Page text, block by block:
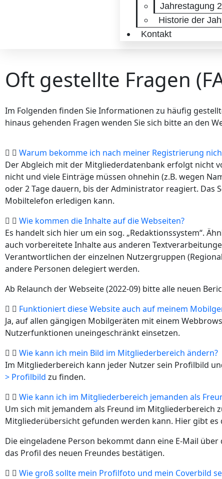
Jahrestagung
Historie der
Kontakt
Oft gestellte Fragen
Im Folgenden finden Sie Informationen zu häufig
hinaus gehenden Fragen wenden Sie sich bitte an den
Warum bekomme ich nach meiner Registrierung
Der Abgleich mit der Mitgliederdatenbank erfolgt nicht
nicht und viele Einträge müssen ohnehin (z.B. wegen
oder 2 Tage dauern, bis der Administrator reagiert. Das
Mobiltelefon erledigen kann.
Wie kommen die Inhalte auf die Webseiten?
Es handelt sich hier um ein sog. „Redaktionssystem“.
auch vorbereitete Inhalte aus anderen
Verantwortlichen der einzelnen Nutzergruppen
andere Personen delegiert werden.
Ab Relaunch der Webseite (2022-09) bitte alle neuen
Funktioniert diese Website auch auf meinem
Ja, auf allen gängigen Mobilgeräten mit einem
Nutzerfunktionen uneingeschränkt einsetzen.
Wie kann ich mein Bild im Mitgliederbereich ändern?
Im Mitgliederbereich kann jeder Nutzer sein Profilbild
> Profilbild zu finden.
Wie kann ich im Mitgliederbereich jemanden als
Um sich mit jemandem als Freund im Mitgliederbereich
Mitgliederübersicht gefunden werden kann. Hier gibt es
Die eingeladene Person bekommt dann eine E-Mail
das Profil des neuen Freundes bestätigen.
Wie groß sollte mein Profilfoto und mein Coverbild